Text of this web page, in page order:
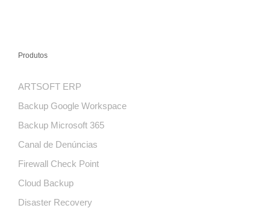
Produtos
ARTSOFT ERP
Backup Google Workspace
Backup Microsoft 365
Canal de Denúncias
Firewall Check Point
Cloud Backup
Disaster Recovery